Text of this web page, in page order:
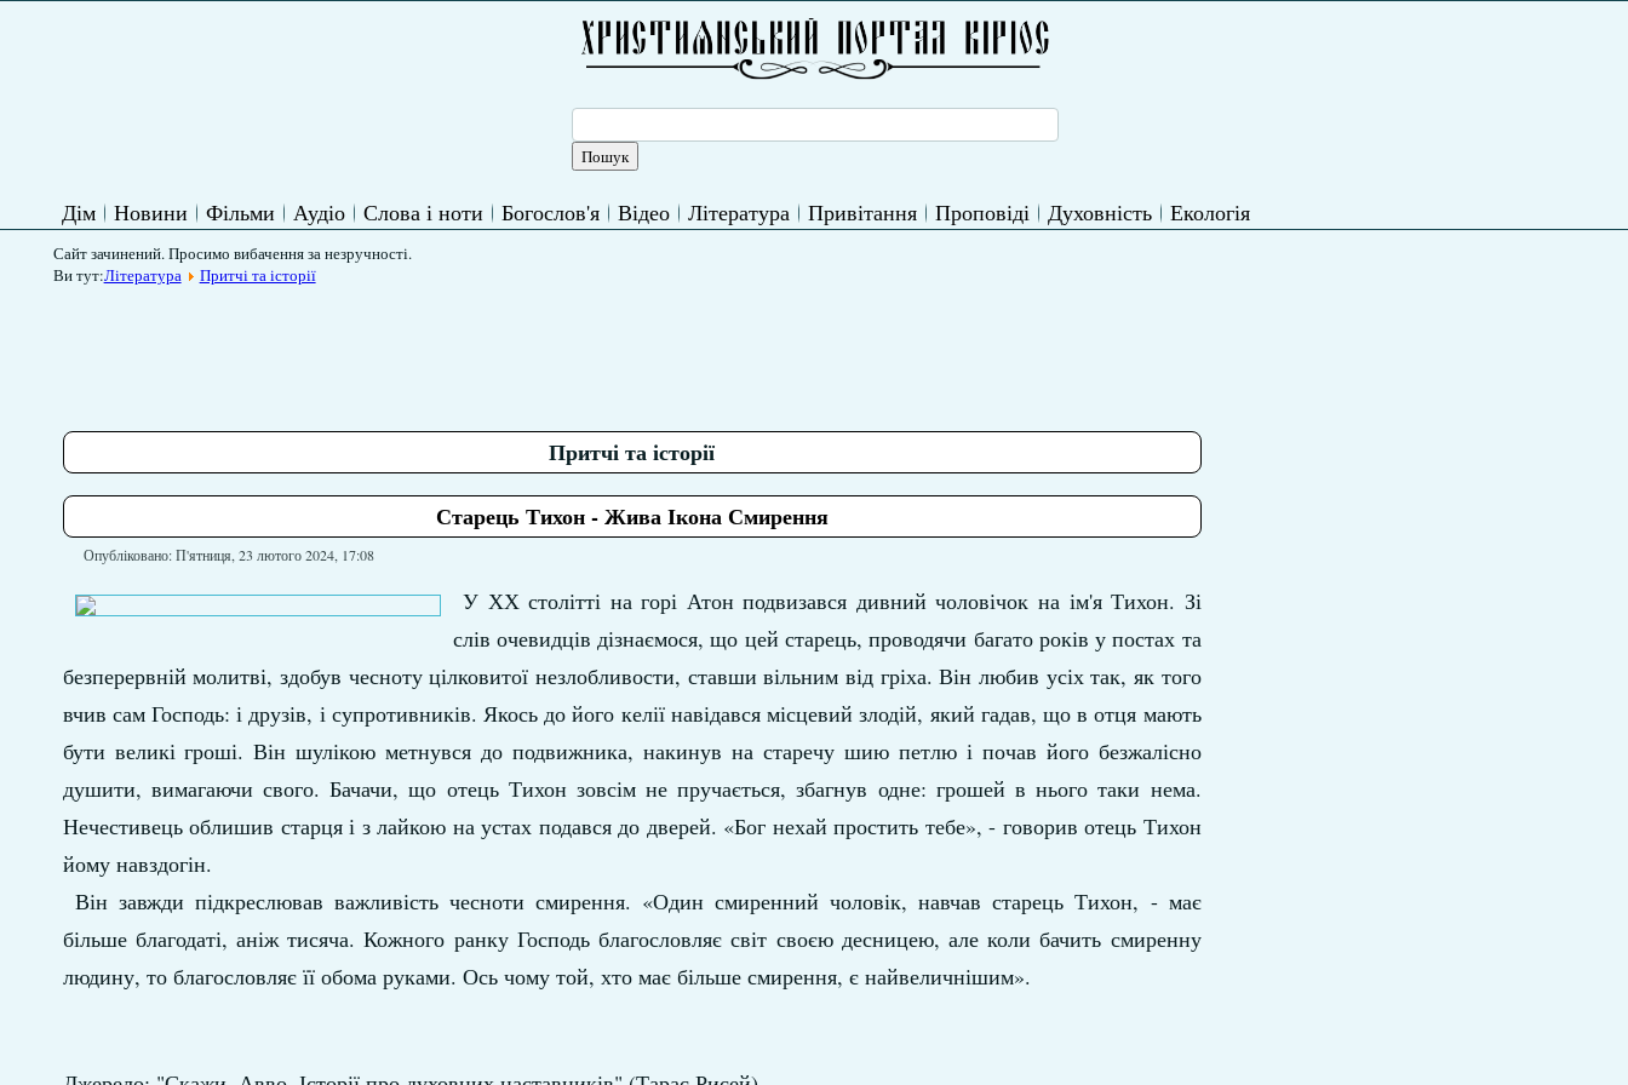
Дім Новини Фільми Аудіо Слова і ноти Богослов'я Відео Література Привітання Проповіді Духовність Екологія
Сайт зачинений. Просимо вибачення за незручності.
Ви тут:Література Притчі та історії
Притчі та історії
Старець Тихон - Жива Ікона Смирення
Опубліковано: П'ятниця, 23 лютого 2024, 17:08
У ХХ столітті на горі Атон подвизався дивний чоловічок на ім'я Тихон. Зі
слів очевидців дізнаємося, що цей старець, проводячи багато років у постах та
безперервній молитві, здобув чесноту цілковитої незлобливости, ставши вільним від гріха. Він любив усіх так, як того
вчив сам Господь: і друзів, і супротивників. Якось до його келії навідався місцевий злодій, який гадав, що в отця мають
бути великі гроші. Він шулікою метнувся до подвижника, накинув на старечу шию петлю і почав його безжалісно
душити, вимагаючи свого. Бачачи, що отець Тихон зовсім не пручається, збагнув одне: грошей в нього таки нема.
Нечестивець облишив старця і з лайкою на устах подався до дверей. «Бог нехай простить тебе», - говорив отець Тихон
йому навздогін.
Він завжди підкреслював важливість чесноти смирення. «Один смиренний чоловік, навчав старець Тихон, - має
більше благодаті, аніж тисяча. Кожного ранку Господь благословляє світ своєю десницею, але коли бачить смиренну
людину, то благословляє її обома руками. Ось чому той, хто має більше смирення, є найвеличнішим».